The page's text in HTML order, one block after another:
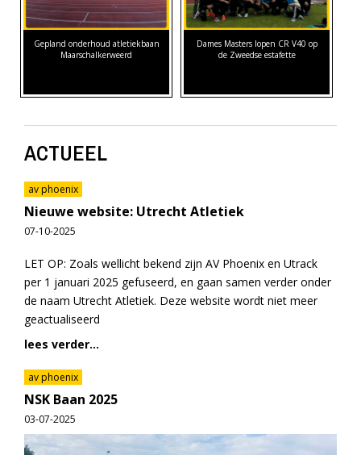
Gepland onderhoud atletiekbaan
Maarschalkerweerd
Dames Masters lopen CR V40 op
de Zweedse estafette
ACTUEEL
av phoenix
Nieuwe website: Utrecht Atletiek
07-10-2025
LET OP: Zoals wellicht bekend zijn AV Phoenix en Utrack
per 1 januari 2025 gefuseerd, en gaan samen verder onder
de naam Utrecht Atletiek. Deze website wordt niet meer
geactualiseerd
lees verder...
av phoenix
NSK Baan 2025
03-07-2025